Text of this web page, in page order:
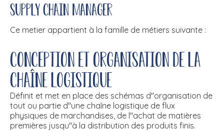
Supply chain manager
Ce metier appartient à la famille de métiers suivante :
Conception et organisation de la
chaîne logistique
Définit et met en place des schémas d''organisation de
tout ou partie d''une chaîne logistique de flux
physiques de marchandises, de l''achat de matières
premières jusqu''à la distribution des produits finis.